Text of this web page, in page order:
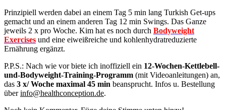
Prinzipiell werden dabei an einem Tag 5 min lang Turkish Get-ups
gemacht und an einem anderen Tag 12 min Swings. Das Ganze
jeweils 2 x pro Woche. Kim hat es noch durch Bodyweight
Exercises und eine eiweißreiche und kohlenhydratreduzierte
Ernährung ergänzt.
P.P.S.: Nach wie vor biete ich inoffiziell ein 12-Wochen-Kettlebell-
und-Bodyweight-Training-Programm (mit Videoanleitungen) an,
das 3 x/ Woche maximal 45 min beansprucht. Infos u. Bestellung
überinfo@healthconception.de.